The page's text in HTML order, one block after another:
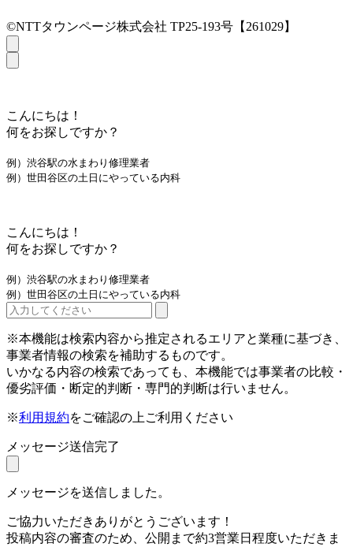
©NTTタウンページ株式会社 TP25-193号【261029】
こんにちは！
何をお探しですか？
例）渋谷駅の水まわり修理業者
例）世田谷区の土日にやっている内科
こんにちは！
何をお探しですか？
例）渋谷駅の水まわり修理業者
例）世田谷区の土日にやっている内科
※本機能は検索内容から推定されるエリアと業種に基づき、
事業者情報の検索を補助するものです。
いかなる内容の検索であっても、本機能では事業者の比較・
優劣評価・断定的判断・専門的判断は行いません。
※利用規約をご確認の上ご利用ください
メッセージ送信完了
メッセージを送信しました。
ご協力いただきありがとうございます！
投稿内容の審査のため、公開まで約3営業日程度いただきま